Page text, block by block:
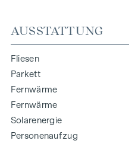
AUSSTATTUNG
Fliesen
Parkett
Fernwärme
Fernwärme
Solarenergie
Personenaufzug